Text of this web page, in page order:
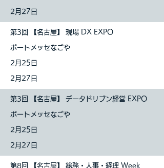
2月27日
第3回 【名古屋】 現場 DX EXPO
ポートメッセなごや
2月25日
2月27日
第3回 【名古屋】 データドリブン経営 EXPO
ポートメッセなごや
2月25日
2月27日
第8回 【名古屋】 総務・人事・経理 Week